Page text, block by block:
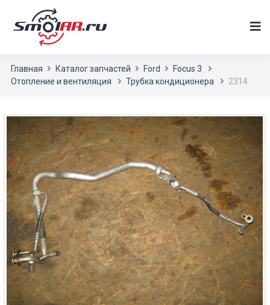
Главная Каталог запчастей Ford
Focus 3
Отопление и вентиляция
Трубка кондиционера 2314